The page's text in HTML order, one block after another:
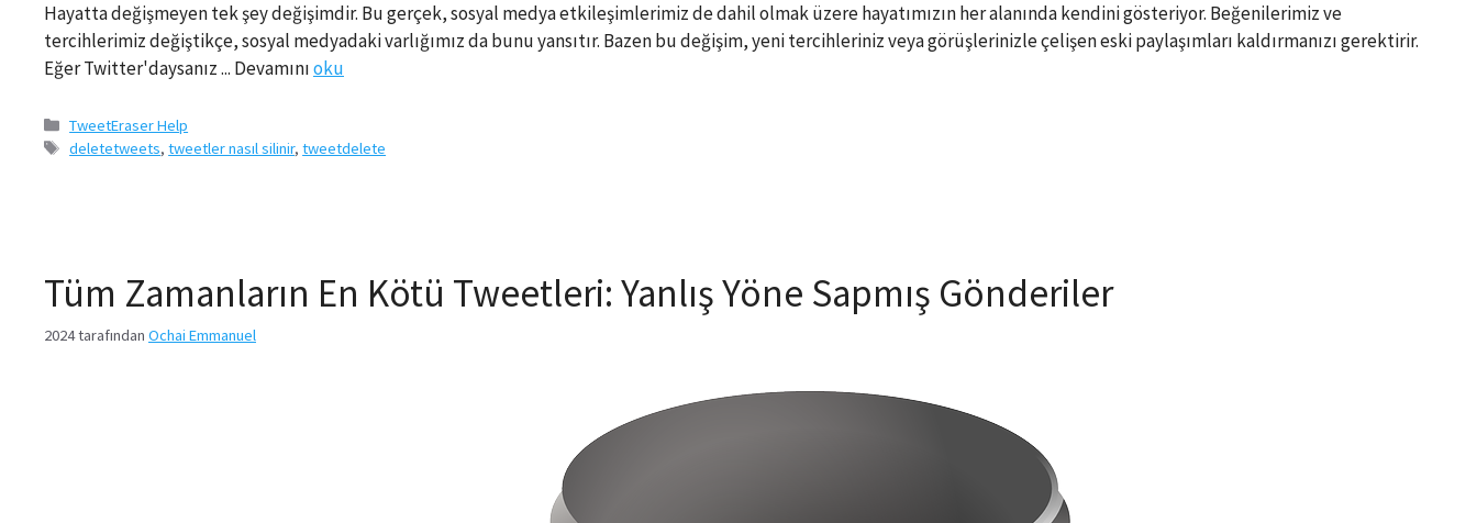
Hayatta değişmeyen tek şey değişimdir. Bu gerçek, sosyal medya etkileşimlerimiz de dahil olmak üzere hayatımızın her alanında kendini gösteriyor. Beğenilerimiz ve
tercihlerimiz değiştikçe, sosyal medyadaki varlığımız da bunu yansıtır. Bazen bu değişim, yeni tercihleriniz veya görüşlerinizle çelişen eski paylaşımları kaldırmanızı gerektirir.
Eğer Twitter'daysanız ... Devamınıoku
Kategoriler
TweetEraser Help
Etiketler
deletetweets,tweetler nasıl silinir,tweetdelete
Tüm Zamanların En Kötü Tweetleri: Yanlış Yöne Sapmış Gönderiler
2024tarafından Ochai Emmanuel